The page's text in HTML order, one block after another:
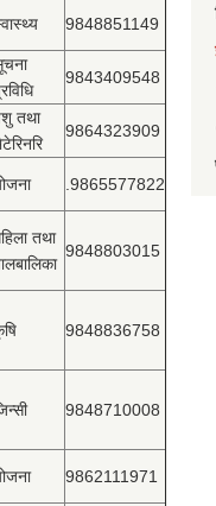
9848851149
9843409548
तथा
9864323909
.9865577822
तथा
9848803015
9848836758
9848710008
9862111971